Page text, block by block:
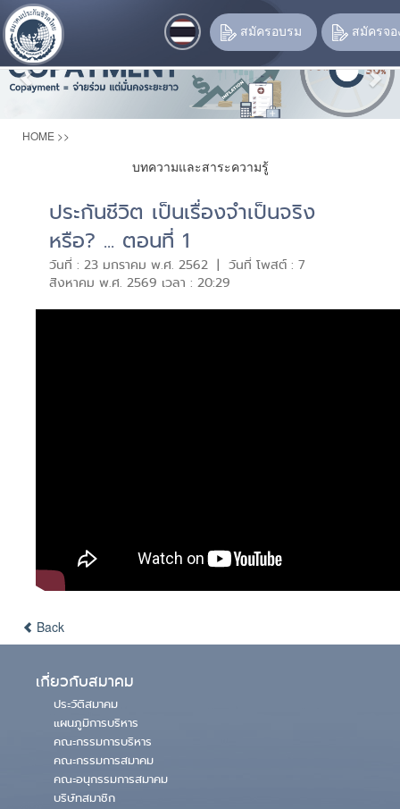
สมัครอบรม สมัครจอ
Previous
HOME >>
บทความและสาระความรู้
ประกันชีวิต เป็นเรื่องจำเป็นจริง
หรือ? ... ตอนที่ 1
วันที่ : 23 มกราคม พ.ศ. 2562 | วันที่ โพสต์ : 7
สิงหาคม พ.ศ. 2569 เวลา : 20:29
Back
เกี่ยวกับสมาคม
ประวัติสมาคม
แผนภูมิการบริหาร
คณะกรรมการบริหาร
คณะกรรมการสมาคม
คณะอนุกรรมการสมาคม
บริษัทสมาชิก